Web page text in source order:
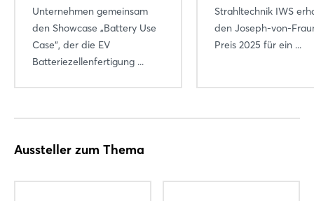
Unternehmen gemeinsam
den Showcase „Battery Use
Case“, der die EV
Batteriezellenfertigung ...
Strahltechnik IWS
den Joseph-von-
Preis 2025 für ein ...
Aussteller zum Thema
Einloggen